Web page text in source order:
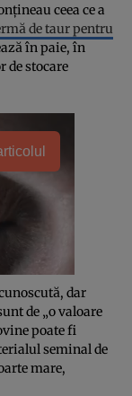
ceea ce a
de taur pentru
în paie, în
de stocare
dar
de „o valoare
poate fi
seminal de
mare,